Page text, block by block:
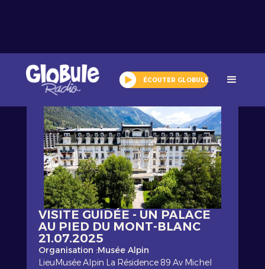
ÉCOUTER GLOBULE
Tout l'agenda
VISITE GUIDÉE - UN PALACE
AU PIED DU MONT-BLANC
21.07.2025
Organisation :Musée Alpin
Lieu Musée Alpin La Résidence 89 Av Michel